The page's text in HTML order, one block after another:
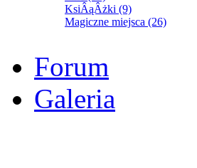
KsiÂąÂżki (9)
Magiczne miejsca (26)
Forum
Galeria